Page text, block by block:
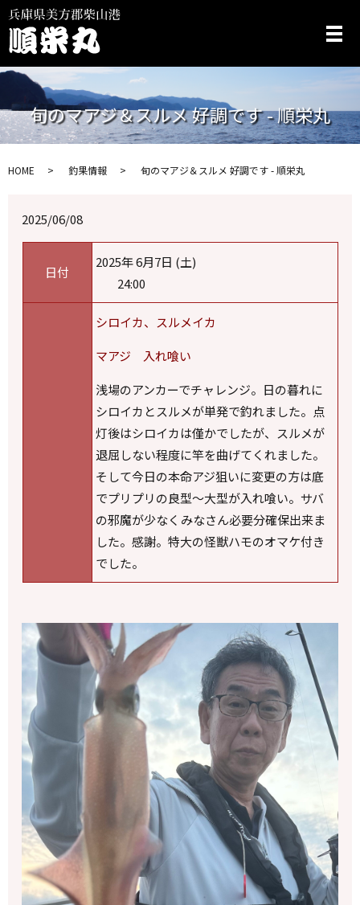
メ
旬のマアジ＆スルメ 好調です - 順栄丸
HOME 釣果情報 旬のマアジ＆スルメ 好調です - 順栄丸
2025/06/08
日付
2025年 6月7日 (土)
24:00
シロイカ、スルメイカ
マアジ 入れ喰い
浅場のアンカーでチャレンジ。日の暮れに
シロイカとスルメが単発で釣れました。点
灯後はシロイカは僅かでしたが、スルメが
退屈しない程度に竿を曲げてくれました。
そして今日の本命アジ狙いに変更の方は底
でプリプリの良型～大型が入れ喰い。サバ
の邪魔が少なくみなさん必要分確保出来ま
した。感謝。特大の怪獣ハモのオマケ付き
でした。